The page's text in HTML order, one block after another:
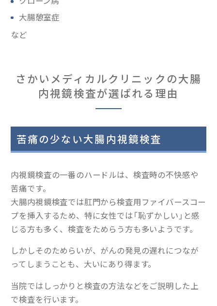
大腸憩室症
など
さかいメディカルクリニックの大腸
内視鏡検査が選ばれる理由
苦痛の少ない大腸内視鏡検査
内視鏡検査の一番のハードルは、検査時の不快感や
苦痛です。
大腸内視鏡検査では肛門から検査用ファイバースコー
プを挿入するため、特に女性では「恥ずかしい」と感
じる方も多く、検査をためらう方も多いようです。
しかしそのためらいが、がんの発見の遅れにつなが
ってしまうことも、大いにあり得ます。
当院ではしっかりと検査の方法などをご説明した上
で検査を行います。